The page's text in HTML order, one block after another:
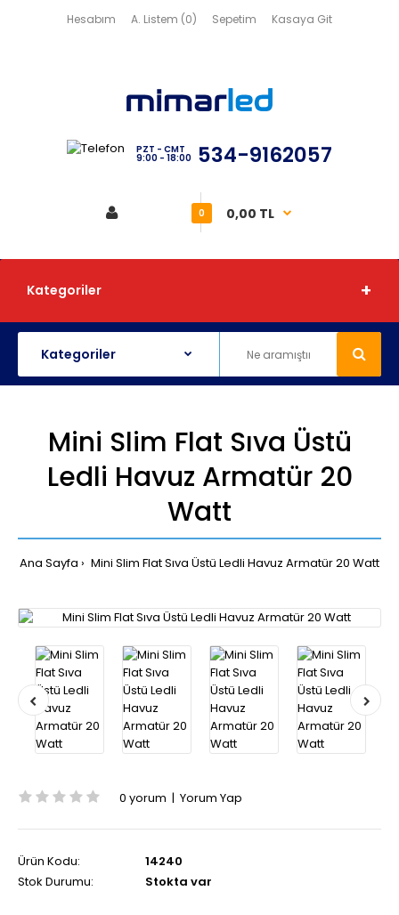
Hesabım A. Listem (0) Sepetim Kasaya Git
PZT - CMT
9:00 - 18:00 534-9162057
0 0,00 TL
Kategoriler
Mini Slim Flat Sıva Üstü
Ledli Havuz Armatür 20
Watt
Ana Sayfa Mini Slim Flat Sıva Üstü Ledli Havuz Armatür 20 Watt
0 yorum | Yorum Yap
Ürün Kodu:
14240
Stok Durumu:
Stokta var